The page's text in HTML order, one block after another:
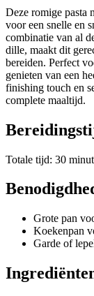
Deze romige pasta
voor een snelle en
combinatie van al
dille, maakt dit
bereiden. Perfect
genieten van een
finishing touch en
complete maaltijd.
Totale tijd: 30
Grote pan
Koekenpan
Garde of